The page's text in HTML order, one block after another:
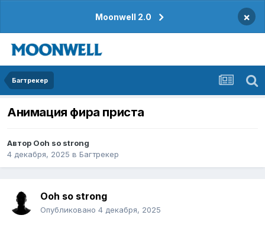
Moonwell 2.0 ×
Багтрекер
Анимация фира приста
Автор Ooh so strong
4 декабря, 2025 в Багтрекер
Ooh so strong
Опубликовано 4 декабря, 2025